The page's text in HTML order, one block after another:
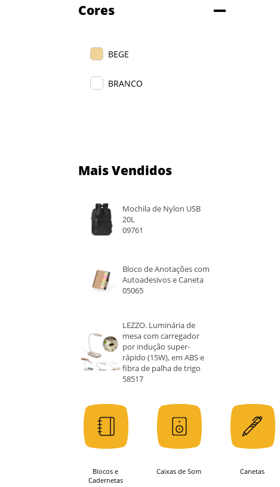
Cores
BEGE
BRANCO
Mais Vendidos
Mochila de Nylon USB
20L
09761
Bloco de Anotações com
Autoadesivos e Caneta
05065
LEZZO. Luminária de
mesa com carregador
por indução super-
rápido (15W), em ABS e
fibra de palha de trigo
58517
Blocos e
Cadernetas
Caixas de Som Canetas